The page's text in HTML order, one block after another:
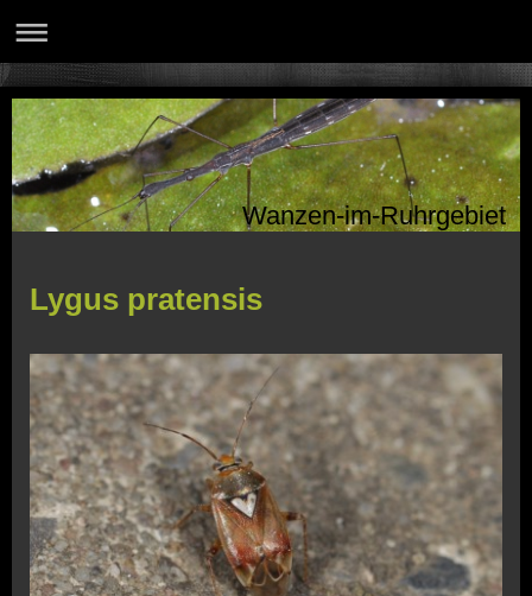
Wanzen-im-Ruhrgebiet
Lygus pratensis